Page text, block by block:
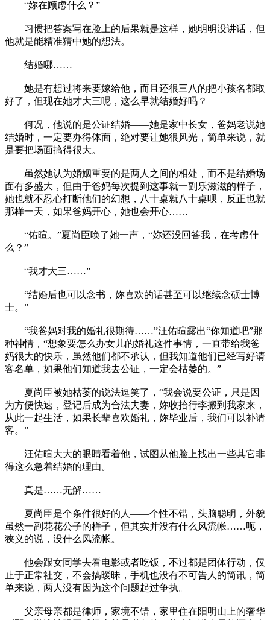
“妳在顾虑什么？”
习惯把答案写在脸上的后果就是这样，她明明没讲话，但
他就是能精准猜中她的想法。
结婚哪……
她是有想过将来要嫁给他，而且还很三八的把小孩名都取
好了，但现在她才大三呢，这么早就结婚好吗？
何况，他说的是公证结婚——她是家中长女，爸妈老说她
结婚时，一定要办得体面，绝对要让她很风光，简单来说，就
是要把场面搞得很大。
虽然她认为婚姻重要的是两人之间的相处，而不是结婚场
面有多盛大，但由于爸妈每次提到这事就一副乐滋滋的样子，
她也就不忍心打断他们的幻想，八十桌就八十桌呗，反正也就
那样一天，如果爸妈开心，她也会开心……
“佑暄。”夏尚臣唤了她一声，“妳还没回答我，在考虑什
么？”
“我才大三……”
“结婚后也可以念书，妳喜欢的话甚至可以继续念硕士博
士。”
“我爸妈对我的婚礼很期待……”汪佑暄露出“你知道吧”那
种神情，“想象要怎么办女儿的婚礼这件事情，一直带给我爸
妈很大的快乐，虽然他们都不承认，但我知道他们已经写好请
客名单，如果他们知道我去公证，一定会枯萎的。”
夏尚臣被她枯萎的说法逗笑了，“我会说要公证，只是因
为方便快速，登记后成为合法夫妻，妳收拾行李搬到我家来，
从此一起生活，如果长辈喜欢婚礼，妳毕业后，我们可以补请
客。”
汪佑暄大大的眼睛看着他，试图从他脸上找出一些其它非
得这么急着结婚的理由。
真是……无解……
夏尚臣是个条件很好的人——个性不错，头脑聪明，外貌
虽然一副花花公子的样子，但其实并没有什么风流帐……呃，
狭义的说，没什么风流帐。
他会跟女同学去看电影或者吃饭，不过都是团体行动，仅
止于正常社交，不会搞暧昧，手机也没有不可告人的简讯，简
单来说，两人没有因为这个问题起过争执。
父亲母亲都是律师，家境不错，家里住在阳明山上的奢华